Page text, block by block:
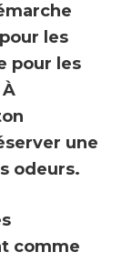
les
pour les
une
odeurs.
comme